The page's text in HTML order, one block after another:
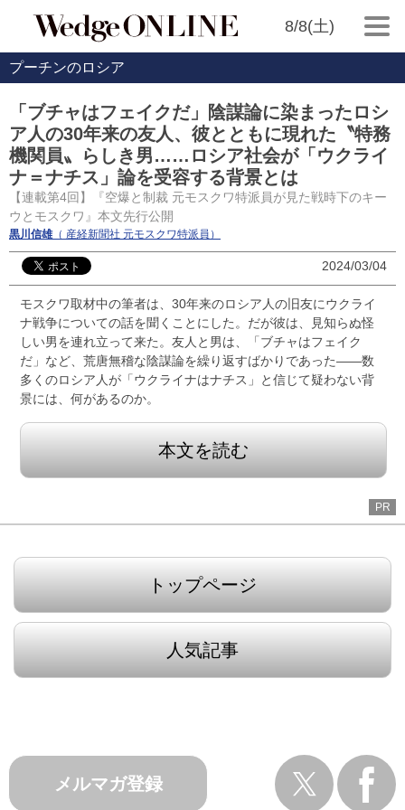
8/8(土)
プーチンのロシア
「ブチャはフェイクだ」陰謀論に染まったロシ
ア人の30年来の友人、彼とともに現れた〝特務
機関員〟らしき男……ロシア社会が「ウクライ
ナ＝ナチス」論を受容する背景とは
【連載第4回】『空爆と制裁 元モスクワ特派員が見た戦時下のキー
ウとモスクワ』本文先行公開
黒川信雄（ 産経新聞社 元モスクワ特派員）
2024/03/04
モスクワ取材中の筆者は、30年来のロシア人の旧友にウクライ
ナ戦争についての話を聞くことにした。だが彼は、見知らぬ怪
しい男を連れ立って来た。友人と男は、「ブチャはフェイク
だ」など、荒唐無稽な陰謀論を繰り返すばかりであった――数
多くのロシア人が「ウクライナはナチス」と信じて疑わない背
景には、何があるのか。
本文を読む
PR
トップページ
人気記事
メルマガ登録